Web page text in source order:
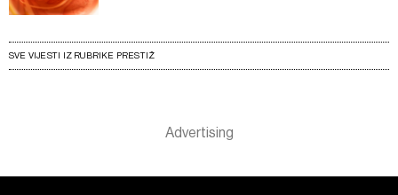
SVE VIJESTI IZ RUBRIKE PRESTIŽ